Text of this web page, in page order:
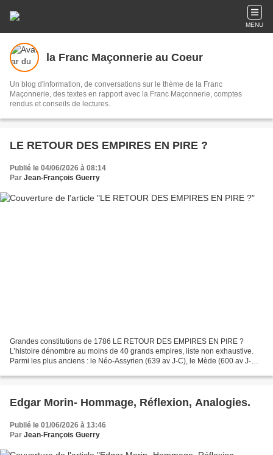
MENU
la Franc Maçonnerie au Coeur
Un blog d'information, de conversations sur le thème de la Franc
Maçonnerie, des textes en rapport avec la Franc Maçonnerie, comptes
rendus et conseils de lectures.
LE RETOUR DES EMPIRES EN PIRE ?
Publié le 04/06/2026 à 08:14
Par Jean-François Guerry
Grandes constitutions de 1786 LE RETOUR DES EMPIRES EN PIRE ?
L’histoire dénombre au moins de 40 grands empires, liste non exhaustive.
Parmi les plus anciens : le Néo-Assyrien (639 av J-C), le Mède (600 av J-C),
Edgar Morin- Hommage, Réflexion, Analogies.
Publié le 01/06/2026 à 13:46
Par Jean-François Guerry